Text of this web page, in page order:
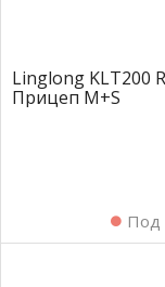
Linglong KLT200
Прицеп M+S
Под